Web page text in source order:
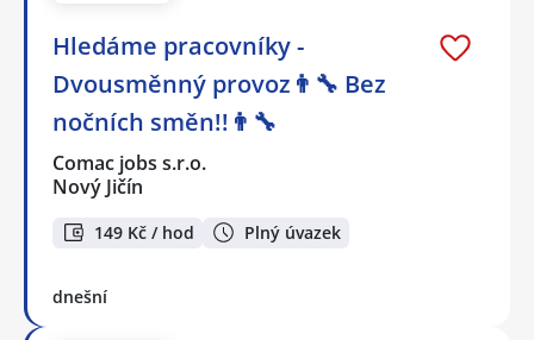
Hledáme pracovníky -
Dvousměnný provoz👨‍🔧 Bez
nočních směn!!👨‍🔧
Comac jobs s.r.o.
Nový Jičín
149 Kč / hod Plný úvazek
dnešní